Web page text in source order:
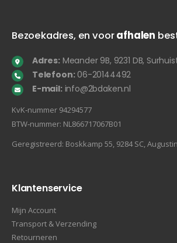
Bezoekadres, en voorafhalen
Adres:Meander 9B, 9231 DB,
Telefoon:06-20144492
E-mail:info@2bdaken.nl
KvK‐nummer 94294577
BTW‐nummer: NL866717067B01
Geregistreerd: Boskkamp 55, 9284 SC,
Klantenservice
Mijn Account
Transport & Verzending
Retourneren